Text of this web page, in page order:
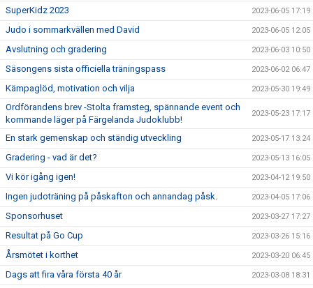
SuperKidz 2023 2023-06-05 17:19
Judo i sommarkvällen med David 2023-06-05 12:05
Avslutning och gradering 2023-06-03 10:50
Säsongens sista officiella träningspass 2023-06-02 06:47
Kämpaglöd, motivation och vilja 2023-05-30 19:49
Ordförandens brev -Stolta framsteg, spännande event och
kommande läger på Färgelanda Judoklubb!
2023-05-23 17:17
En stark gemenskap och ständig utveckling 2023-05-17 13:24
Gradering - vad är det? 2023-05-13 16:05
Vi kör igång igen! 2023-04-12 19:50
Ingen judoträning på påskafton och annandag påsk. 2023-04-05 17:06
Sponsorhuset 2023-03-27 17:27
Resultat på Go Cup 2023-03-26 15:16
Årsmötet i korthet 2023-03-20 06:45
Dags att fira våra första 40 år 2023-03-08 18:31